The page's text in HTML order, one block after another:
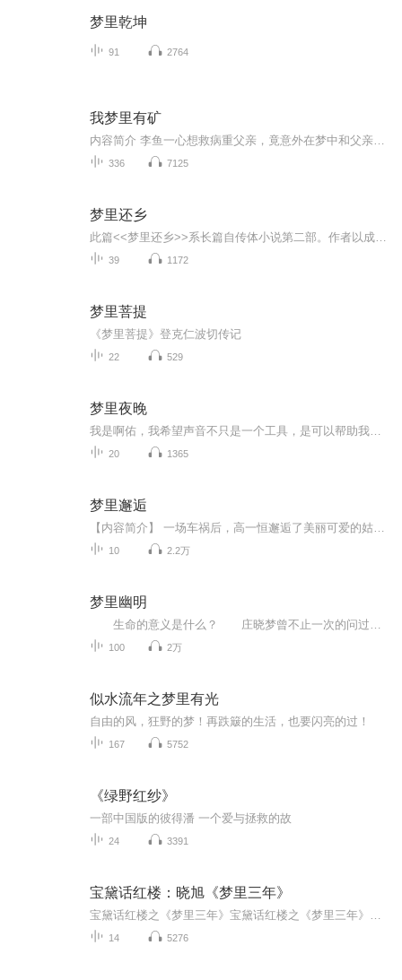
梦里乾坤
91 2764
我梦里有矿
336 7125
梦里还乡
39 1172
梦里菩提
《梦里菩提》登克仁波切传记
22 529
梦里夜晚
20 1365
梦里邂逅
10 2.2万
梦里幽明
100 2万
似水流年之梦里有光
自由的风，狂野的梦！再跌簸的生活，也要闪亮的过！
167 5752
《绿野红纱》
一部中国版的彼得潘 一个爱与拯救的故
24 3391
宝黛话红楼：晓旭《梦里三年》
14 5276